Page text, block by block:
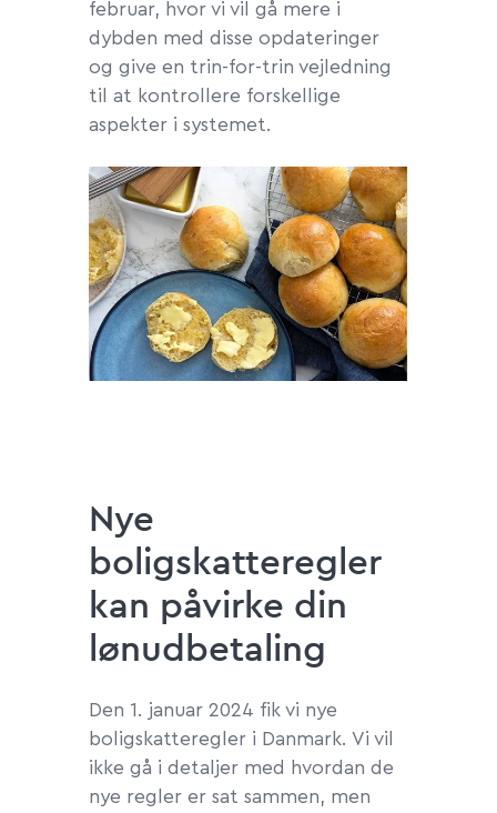
februar, hvor vi vil gå mere i
dybden med disse opdateringer
og give en trin-for-trin vejledning
til at kontrollere forskellige
aspekter i systemet.
Nye
boligskatteregler
kan påvirke din
lønudbetaling
Den 1. januar 2024 fik vi nye
boligskatteregler i Danmark. Vi vil
ikke gå i detaljer med hvordan de
nye regler er sat sammen, men